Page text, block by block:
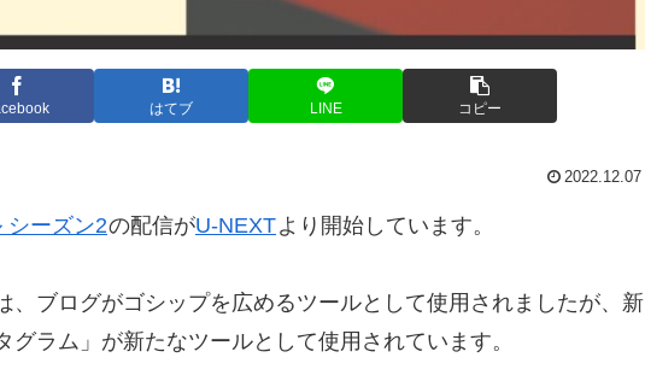
はてブ LINE コピー
2022.12.07
シーズン2の配信がU-NEXTより開始しています。
、ブログがゴシップを広めるツールとして使用されましたが、新
ラム」が新たなツールとして使用されています。